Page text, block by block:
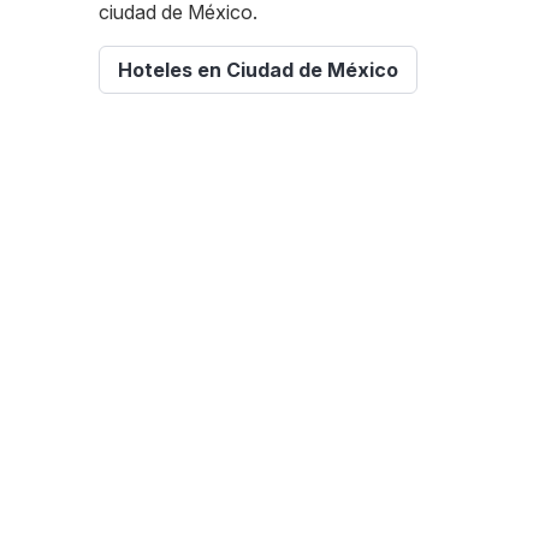
ciudad de México.
Hoteles en Ciudad de México